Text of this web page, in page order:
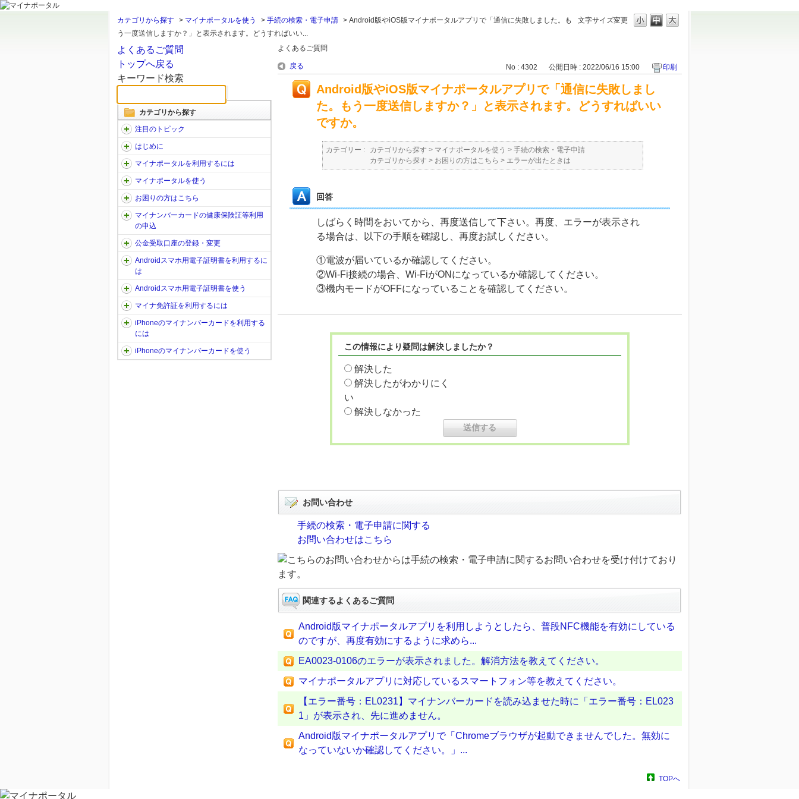
文字サイズ変更
カテゴリから探す > マイナポータルを使う > 手続の検索・電子申請 > Android版やiOS版マイナポータルアプリで「通信に失敗しました。も
う一度送信しますか？」と表示されます。どうすればいい...
よくあるご質問
トップへ戻る
キーワード検索
カテゴリから探す
注目のトピック
はじめに
マイナポータルを利用するには
マイナポータルを使う
お困りの方はこちら
マイナンバーカードの健康保険証等利用
の申込
公金受取口座の登録・変更
Androidスマホ用電子証明書を利用するに
は
Androidスマホ用電子証明書を使う
マイナ免許証を利用するには
iPhoneのマイナンバーカードを利用する
には
iPhoneのマイナンバーカードを使う
よくあるご質問
戻る No : 4302 公開日時 : 2022/06/16 15:00 印刷
Android版やiOS版マイナポータルアプリで「通信に失敗しまし
た。もう一度送信しますか？」と表示されます。どうすればいい
ですか。
カテゴリー : カテゴリから探す > マイナポータルを使う > 手続の検索・電子申請
カテゴリから探す > お困りの方はこちら > エラーが出たときは
回答
しばらく時間をおいてから、再度送信して下さい。再度、エラーが表示され
る場合は、以下の手順を確認し、再度お試しください。
①電波が届いているか確認してください。
②Wi-Fi接続の場合、Wi-FiがONになっているか確認してください。
③機内モードがOFFになっていることを確認してください。
この情報により疑問は解決しましたか？
解決した
解決したがわかりにく
い
解決しなかった
お問い合わせ
手続の検索・電子申請に関する
お問い合わせはこちら
こちらのお問い合わせからは手続の検索・電子申請に関するお問い合わせを受け付けており
ます。
関連するよくあるご質問
Android版マイナポータルアプリを利用しようとしたら、普段NFC機能を有効にしている
のですが、再度有効にするように求めら...
EA0023-0106のエラーが表示されました。解消方法を教えてください。
マイナポータルアプリに対応しているスマートフォン等を教えてください。
【エラー番号：EL0231】マイナンバーカードを読み込ませた時に「エラー番号：EL023
1」が表示され、先に進めません。
Android版マイナポータルアプリで「Chromeブラウザが起動できませんでした。無効に
なっていないか確認してください。」...
TOPへ